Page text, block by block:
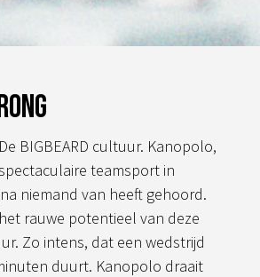
BIGBEARD cultuur. Kanopolo,
teamsport in
niemand van heeft gehoord.
rauwe potentieel van deze
Zo intens, dat een wedstrijd
duurt. Kanopolo draait